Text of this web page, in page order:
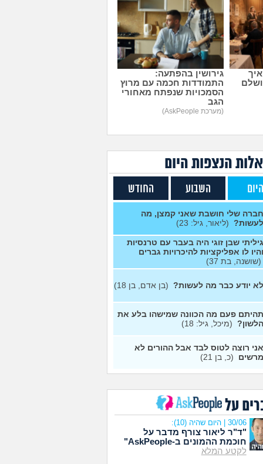
עצות מועד העלאה
לעשות
4
עצות
03/08/26
מועד העלאה
3
עצות
03/08/26
מועד העלאה
3 03/08/26
9 03/08/26
מועד העלאה
עצות מועד העלאה
3 03/08/26
מועד העלאה
8
עצות
03/08/26
מועד העלאה
4 03/08/26
מועד העלאה
6
עצות
03/08/26
מועד העלאה
3
עצות מועד העלאה
עצות מועד העלאה
29/07/26
מועד העלאה
עצות
29/07/26
מועד העלאה
גירושין בהפתעה:
התמודדות חכמה עם מרוץ
הסמכויות שנפתח מאחורי
הגב
(מערכת AskPeople)
הנצפות היום
היום השבוע החודש
חברה שלי חושבת שאני קמצן, מה
לעשות? (ליאור, גיל: 23)
גיליתי שבן זוגי היה בעבר עם טרנסיות
והיו לו אפליקציות להיכרויות גברים
(שושנה, בת 37)
לא יודע כבר מה לעשות? (בן אדם, בן 18)
תהיתם פעם מה הכוונה שמישהו בלע את
הלשון? (מיכל, גיל: 18)
אני רוצה לטוס לבד אבל ההורים לא
מרשים (כ, בן 21)
על
30/06 | היום שהיה (10):
"ד"ר ליאור צורף מדבר על
חוכמת ההמונים ב-AskPeople"
לקטע המלא